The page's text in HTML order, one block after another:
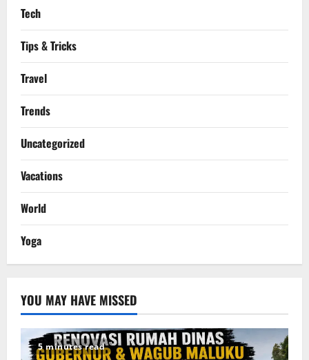
Tech
Tips & Tricks
Travel
Trends
Uncategorized
Vacations
World
Yoga
YOU MAY HAVE MISSED
5 minutes read